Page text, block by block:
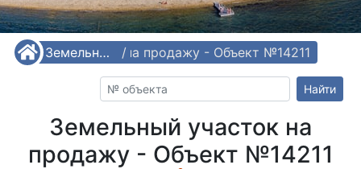
/ Земельные участки /
участок на продажу - Объект №14211
Найти
Земельный участок на
продажу - Объект №14211